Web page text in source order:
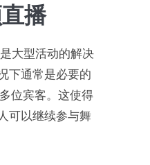
播
是大型活动的解决
下通常是必要的
位宾客。这使得
可以继续参与舞